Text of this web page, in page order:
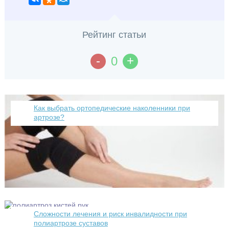
Рейтинг статьи
- 0 +
Как выбрать ортопедические наколенники при
артрозе?
Сложности лечения и риск инвалидности при
полиартрозе суставов